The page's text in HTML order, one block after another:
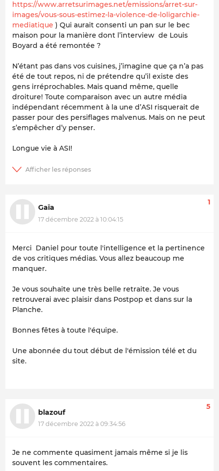
https://www.arretsurimages.net/emissions/arret-sur-
images/vous-sous-estimez-la-violence-de-loligarchie-
mediatique ) Qui aurait consenti un pan sur le bec
maison pour la manière dont l’interview de Louis
Boyard a été remontée ?
N’étant pas dans vos cuisines, j’imagine que ça n’a pas
été de tout repos, ni de prétendre qu’il existe des
gens irréprochables. Mais quand même, quelle
droiture! Toute comparaison avec un autre média
indépendant récemment à la une d’ASI risquerait de
passer pour des persiflages malvenus. Mais on ne peut
s’empêcher d’y penser.
Longue vie à ASI!
Gaïa
17 décembre 2022 à 10:04:15
1
Merci Daniel pour toute l'intelligence et la pertinence
de vos critiques médias. Vous allez beaucoup me
manquer.
Je vous souhaite une très belle retraite. Je vous
retrouverai avec plaisir dans Postpop et dans sur la
Planche.
Bonnes fêtes à toute l'équipe.
Une abonnée du tout début de l'émission télé et du
site.
blazouf
17 décembre 2022 à 09:34:56
5
Je ne commente quasiment jamais même si je lis
souvent les commentaires.